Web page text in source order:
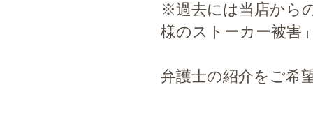
※過去には当店から
様のストーカー被害
弁護士の紹介をご希